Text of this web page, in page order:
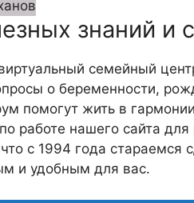
знаний и
семейный
о беременности,
помогут жить в
работе нашего сайта
c 1994 года
и удобным для вас.